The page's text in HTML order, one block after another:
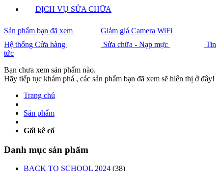
DỊCH VỤ SỬA CHỮA
Sản phẩm bạn đã xem
Giảm giá Camera WiFi
Hệ thống Cửa hàng
Sửa chữa - Nạp mực
Tin
tức
Bạn chưa xem sản phẩm nào.
Hãy tiếp tục khám phá , các sản phẩm bạn đã xem sẽ hiển thị ở đây!
Trang chủ
Sản phẩm
Gối kê cổ
Danh mục sản phẩm
BACK TO SCHOOL 2024 (38)